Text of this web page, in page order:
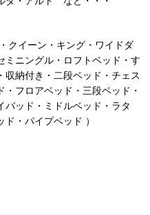
クイーン・キング・ワイドダ
ミニングル・ロフトベッド・す
納付き・二段ベッド・チェス
・フロアベッド・三段ベッド・
バッド・ミドルベッド・ラタ
・パイプベッド ）